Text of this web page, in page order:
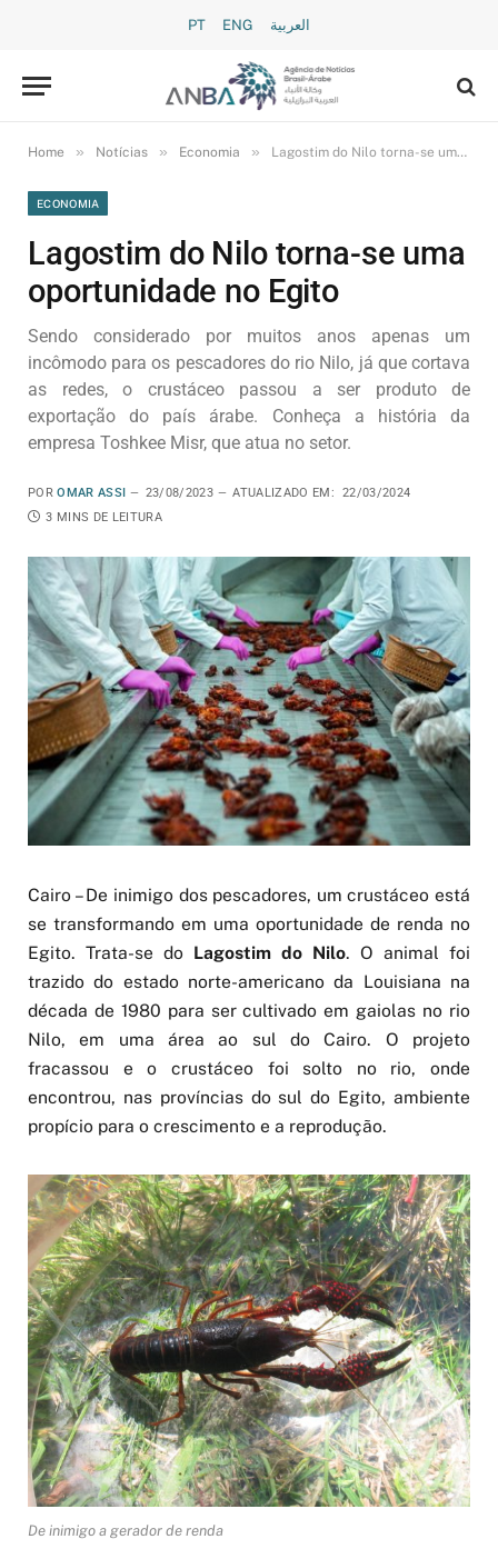
PT ENG العربية
Home » Notícias » Economia » Lagostim do Nilo torna-se uma oportunidade no Egito
ECONOMIA
Lagostim do Nilo torna-se uma
oportunidade no Egito
Sendo considerado por muitos anos apenas um
incômodo para os pescadores do rio Nilo, já que cortava
as redes, o crustáceo passou a ser produto de
exportação do país árabe. Conheça a história da
empresa Toshkee Misr, que atua no setor.
POR OMAR ASSI 23/08/2023 ATUALIZADO EM:
22/03/2024
3 MINS DE LEITURA
Cairo – De inimigo dos pescadores, um crustáceo está
se transformando em uma oportunidade de renda no
Egito. Trata-se do Lagostim do Nilo. O animal foi
trazido do estado norte-americano da Louisiana na
década de 1980 para ser cultivado em gaiolas no rio
Nilo, em uma área ao sul do Cairo. O projeto
fracassou e o crustáceo foi solto no rio, onde
encontrou, nas províncias do sul do Egito, ambiente
propício para o crescimento e a reprodução.
De inimigo a gerador de renda